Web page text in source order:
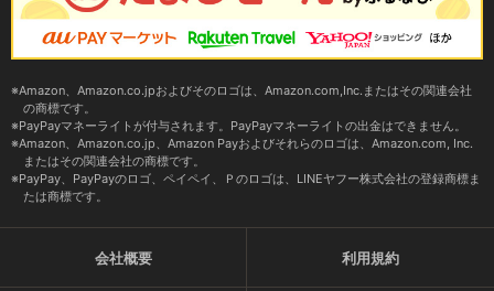
Amazon、Amazon.co.jpおよびそのロゴは、Amazon.com,Inc.またはその関連会社
の商標です。
PayPayマネーライトが付与されます。PayPayマネーライトの出金はできません。
Amazon、Amazon.co.jp、Amazon Payおよびそれらのロゴは、Amazon.com, Inc.
またはその関連会社の商標です。
PayPay、PayPayのロゴ、ペイペイ、Ｐのロゴは、LINEヤフー株式会社の登録商標ま
たは商標です。
会社概要 利用規約